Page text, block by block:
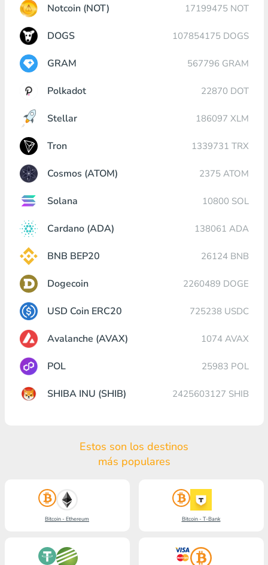
Notcoin (NOT) 17199475 NOT
DOGS 107854175 DOGS
GRAM 567796 GRAM
Polkadot 22870 DOT
Stellar 186097 XLM
Tron 1339731 TRX
Cosmos (ATOM) 2375 ATOM
Solana 10800 SOL
Cardano (ADA) 138061 ADA
BNB BEP20 26124 BNB
Dogecoin 2260489 DOGE
USD Coin ERC20 725238 USDC
Avalanche (AVAX) 1074 AVAX
POL 25983 POL
SHIBA INU (SHIB) 2425603127 SHIB
Estos son los destinos
más populares
Bitcoin - Ethereum Bitcoin - T-Bank